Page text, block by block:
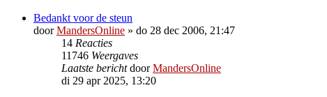
Bedankt voor de steun
doorMandersOnline » do 28 dec 2006, 21:47
14 Reacties
11746 Weergaves
Laatste berichtdoorMandersOnline
di 29 apr 2025, 13:20